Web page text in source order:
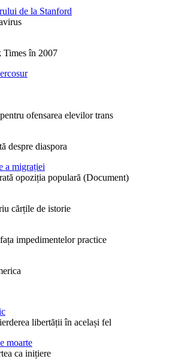
de la Stanford
Times în 2007
ofensarea elevilor trans
despre diaspora
a migrației
opoziția populară (Document)
cărțile de istorie
impedimentelor practice
libertății în același fel
moarte
ca inițiere